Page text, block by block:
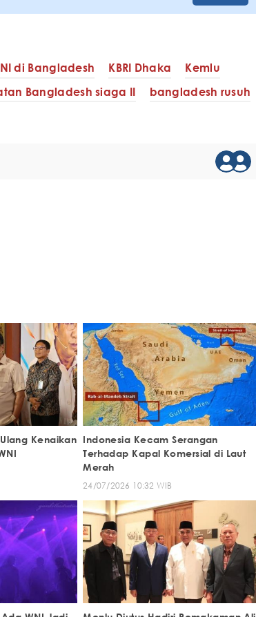
di Bangladesh KBRI Dhaka
Kemlu
Bangladesh siaga II
bangladesh rusuh
Kenaikan Indonesia Kecam Serangan
Terhadap Kapal Komersial di Laut
Merah
24/07/2026 10:32 WIB